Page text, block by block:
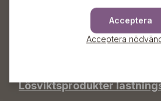
Trädgårdsbutiken
Lösviktsprodukter
Acceptera
Acceptera